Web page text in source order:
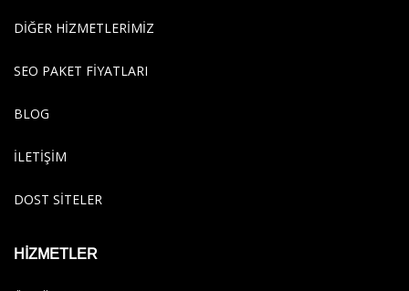
DİĞER HİZMETLERİMİZ
SEO PAKET FİYATLARI
BLOG
İLETİŞİM
DOST SİTELER
HİZMETLER